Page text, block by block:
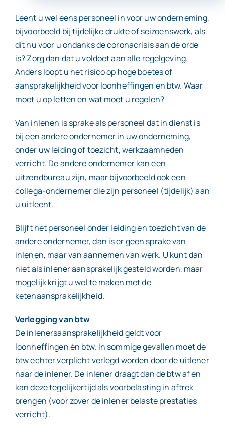
Contact
Leent u wel eens personeel in voor uw onderneming,
bijvoorbeeld bij tijdelijke drukte of seizoenswerk, als
dit nu voor u ondanks de coronacrisis aan de orde
is? Zorg dan dat u voldoet aan alle regelgeving.
Anders loopt u het risico op hoge boetes of
aansprakelijkheid voor loonheffingen en btw. Waar
moet u op letten en wat moet u regelen?
Van inlenen is sprake als personeel dat in dienst is
bij een andere ondernemer in uw onderneming,
onder uw leiding of toezicht, werkzaamheden
verricht. De andere ondernemer kan een
uitzendbureau zijn, maar bijvoorbeeld ook een
collega-ondernemer die zijn personeel (tijdelijk) aan
u uitleent.
Blijft het personeel onder leiding en toezicht van de
andere ondernemer, dan is er geen sprake van
inlenen, maar van aannemen van werk. U kunt dan
niet als inlener aansprakelijk gesteld worden, maar
mogelijk krijgt u wel te maken met de
ketenaansprakelijkheid.
Verlegging van btw
De inlenersaansprakelijkheid geldt voor
loonheffingen én btw. In sommige gevallen moet de
btw echter verplicht verlegd worden door de uitlener
naar de inlener. De inlener draagt dan de btw af en
kan deze tegelijkertijd als voorbelasting in aftrek
brengen (voor zover de inlener belaste prestaties
verricht).